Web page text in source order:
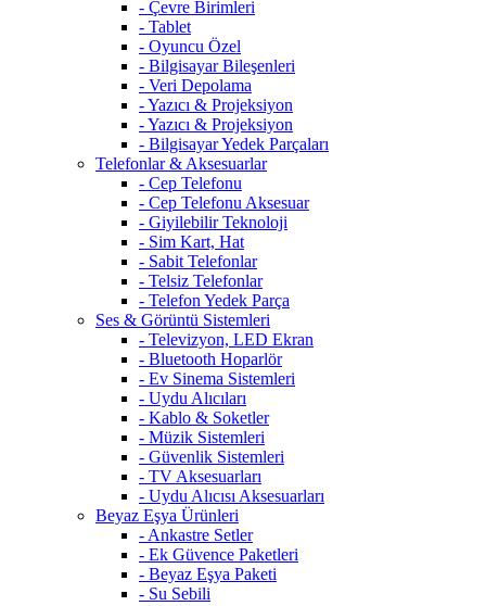
- Çevre Birimleri
- Tablet
- Oyuncu Özel
- Bilgisayar Bileşenleri
- Veri Depolama
- Yazıcı & Projeksiyon
- Yazıcı & Projeksiyon
- Bilgisayar Yedek Parçaları
Telefonlar & Aksesuarlar
- Cep Telefonu
- Cep Telefonu Aksesuar
- Giyilebilir Teknoloji
- Sim Kart, Hat
- Sabit Telefonlar
- Telsiz Telefonlar
- Telefon Yedek Parça
Ses & Görüntü Sistemleri
- Televizyon, LED Ekran
- Bluetooth Hoparlör
- Ev Sinema Sistemleri
- Uydu Alıcıları
- Kablo & Soketler
- Müzik Sistemleri
- Güvenlik Sistemleri
- TV Aksesuarları
- Uydu Alıcısı Aksesuarları
Beyaz Eşya Ürünleri
- Ankastre Setler
- Ek Güvence Paketleri
- Beyaz Eşya Paketi
- Su Sebili